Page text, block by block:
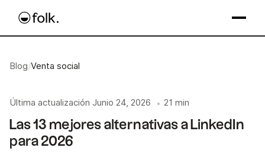
Blog/Venta social
Última actualización Junio 24, 2026 • 21 min
Las 13 mejores alternativas a LinkedIn
para 2026